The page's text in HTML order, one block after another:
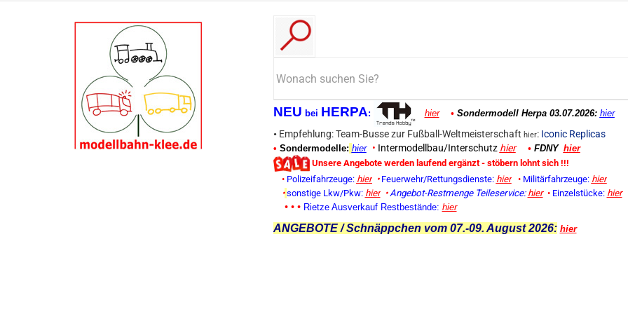
NEU bei HERPA: hier • Sondermodell Herpa 03.07.2026: hier
• Empfehlung: Team-Busse zur Fußball-Weltmeisterschaft hier: Iconic Replicas
• Sondermodelle: hier • Intermodellbau/Interschutz hier • FDNY hier
Unsere Angebote werden laufend ergänzt - stöbern lohnt sich !!!
•Polizeifahrzeuge: hier • Feuerwehr/Rettungsdienste: hier • Militärfahrzeuge: hier
• sonstige Lkw/Pkw: hier • Angebot-Restmenge Teileservice: hier • Einzelstücke: hier
• • • Rietze Ausverkauf Restbestände: hier
ANGEBOTE / Schnäppchen vom 07.-09. August 2026: hier